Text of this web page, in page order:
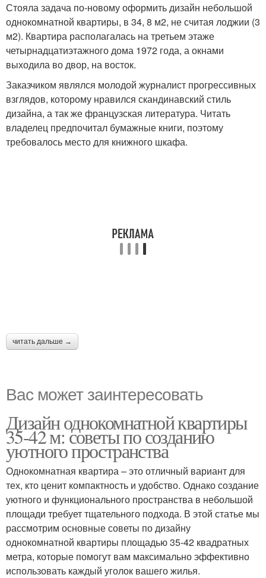
Стояла задача по-новому оформить дизайн небольшой
однокомнатной квартиры, в 34, 8 м2, не считая лоджии (3
м2). Квартира располагалась на третьем этаже
четырнадцатиэтажного дома 1972 года, а окнами
выходила во двор, на восток.
Заказчиком являлся молодой журналист прогрессивных
взглядов, которому нравился скандинавский стиль
дизайна, а так же французская литература. Читать
владелец предпочитал бумажные книги, поэтому
требовалось место для книжного шкафа.
читать дальше →
Вас может заинтересовать
Дизайн однокомнатной квартиры
35-42 м: советы по созданию
уютного пространства
Однокомнатная квартира – это отличный вариант для
тех, кто ценит компактность и удобство. Однако создание
уютного и функционального пространства в небольшой
площади требует тщательного подхода. В этой статье мы
рассмотрим основные советы по дизайну
однокомнатной квартиры площадью 35-42 квадратных
метра, которые помогут вам максимально эффективно
использовать каждый уголок вашего жилья.